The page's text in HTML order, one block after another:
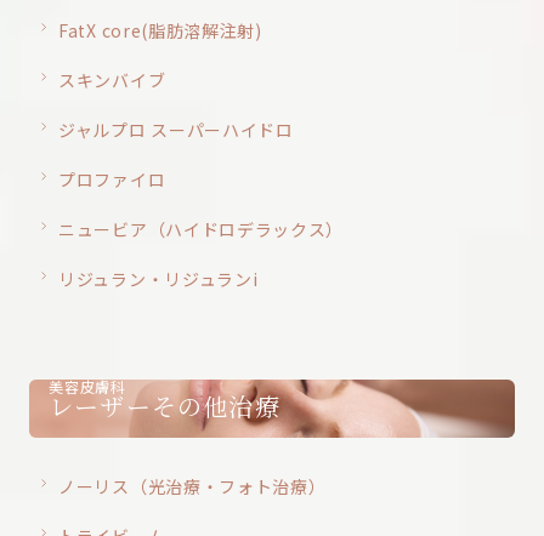
FatX core(脂肪溶解注射)
スキンバイブ
ジャルプロ スーパーハイドロ
プロファイロ
ニュービア（ハイドロデラックス）
リジュラン・リジュランi
美容皮膚科
レーザーその他治療
ノーリス（光治療・フォト治療）